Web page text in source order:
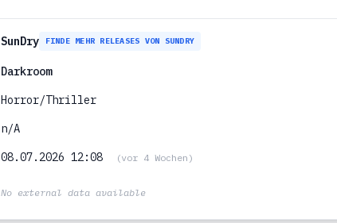
SunDry FINDE MEHR RELEASES VON SUNDRY
Darkroom
Horror/Thriller
n/A
08.07.2026 12:08 (vor 4 Wochen)
No external data available